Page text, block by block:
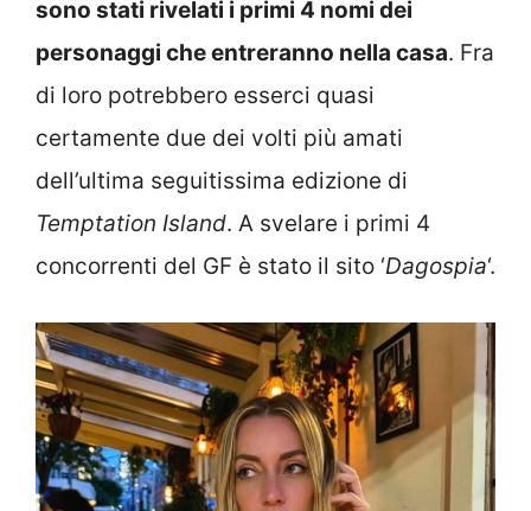
sono stati rivelati i primi 4 nomi dei
personaggi che entreranno nella casa. Fra
di loro potrebbero esserci quasi
certamente due dei volti più amati
dell’ultima seguitissima edizione di
Temptation Island. A svelare i primi 4
concorrenti del GF è stato il sito ‘Dagospia‘.